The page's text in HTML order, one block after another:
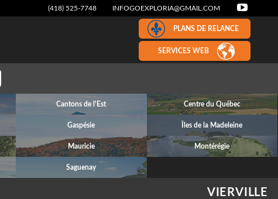
(418) 525-7748 INFOGOEXPLORIA@GMAIL.COM
PLANS DE RELANCE
SERVICES WEB
Cantons de l'Est Centre du Québec
Gaspésie Îles de la Madeleine
Mauricie Montérégie
Saguenay
VIERVILLE